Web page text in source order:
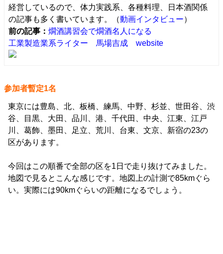
経営しているので、体力実践系、各種料理、日本酒関係
の記事も多く書いています。（動画インタビュー）
前の記事： 燗酒講習会で燗酒名人になる
工業製造業系ライター 馬場吉成 website
参加者暫定1名
東京には豊島、北、板橋、練馬、中野、杉並、世田谷、渋
谷、目黒、大田、品川、港、千代田、中央、江東、江戸
川、葛飾、墨田、足立、荒川、台東、文京、新宿の23の
区があります。
今回はこの順番で全部の区を1日で走り抜けてみました。
地図で見るとこんな感じです。地図上の計測で85kmぐら
い。実際には90kmぐらいの距離になるでしょう。